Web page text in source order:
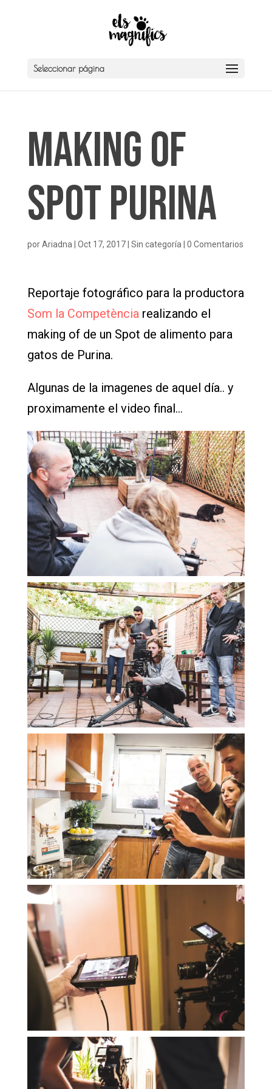
Seleccionar página
Making of
Spot PURINA
porAriadna Oct 17, 2017| Sin categoría 0 Comentarios
Reportaje fotográfico para la productora
Som la Competènciarealizando el
making of de un Spot de alimento para
gatos de Purina.
Algunas de la imagenes de aquel día.. y
proximamente el video final…